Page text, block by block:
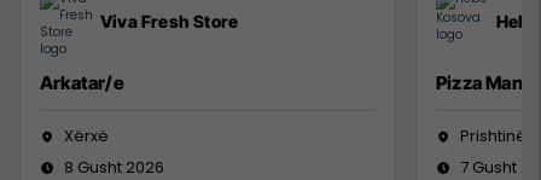
Viva Fresh Store
Arkatar/e
Xërxë
8 Gusht 2026
Pizza Man
Prishtinë
7 Gusht